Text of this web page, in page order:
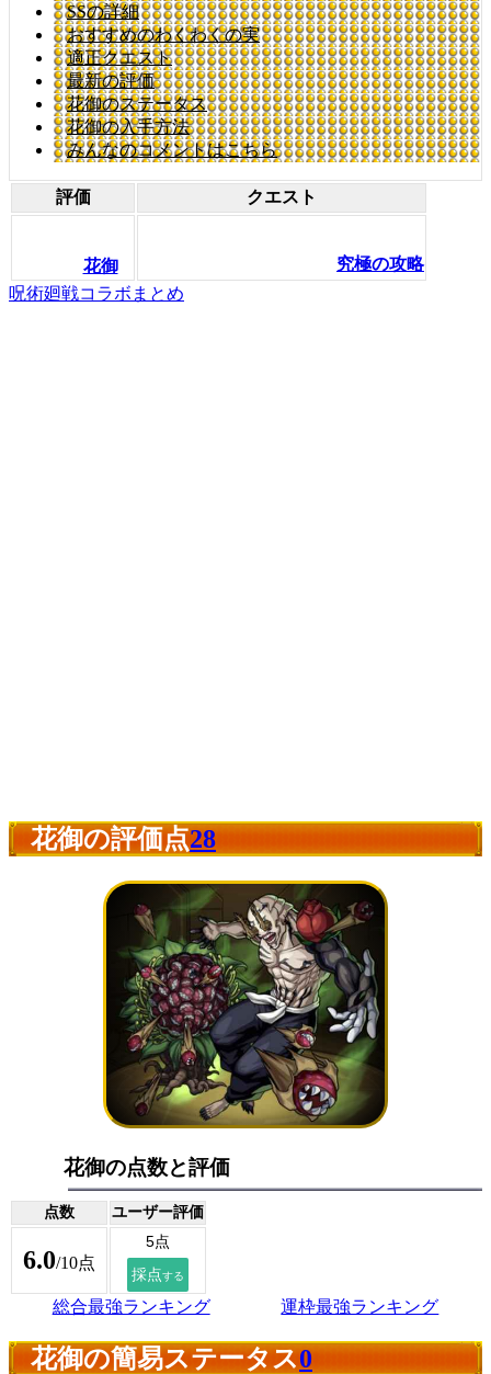
SSの詳細
おすすめのわくわくの実
適正クエスト
最新の評価
花御のステータス
花御の入手方法
みんなのコメントはこちら
評価 クエスト
花御
究極の攻略
呪術廻戦コラボまとめ
花御の評価点28
花御の点数と評価
点数 ユーザー評価
6.0/10点
総合最強ランキング 運枠最強ランキング
花御の簡易ステータス0